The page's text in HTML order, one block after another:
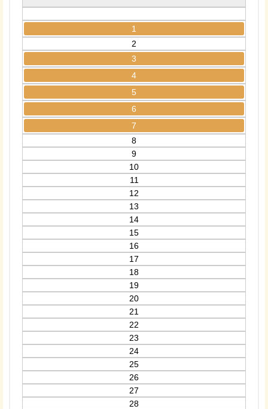
1
2
3
4
5
6
7
8
9
10
11
12
13
14
15
16
17
18
19
20
21
22
23
24
25
26
27
28